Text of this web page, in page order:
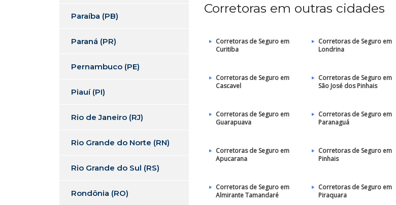
Corretoras em outras cidades
Corretoras de Seguro em
Curitiba
Corretoras de Seguro em
Londrina
Corretoras de Seguro em
Cascavel
Corretoras de Seguro em
São José dos Pinhais
Corretoras de Seguro em
Guarapuava
Corretoras de Seguro em
Paranaguá
Corretoras de Seguro em
Apucarana
Corretoras de Seguro em
Pinhais
Corretoras de Seguro em
Almirante Tamandaré
Corretoras de Seguro em
Piraquara
Paraíba (PB)
Paraná (PR)
Pernambuco (PE)
Piauí (PI)
Rio de Janeiro (RJ)
Rio Grande do Norte (RN)
Rio Grande do Sul (RS)
Rondônia (RO)